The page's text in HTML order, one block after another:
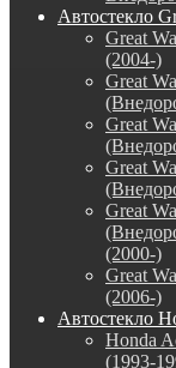
Автостекло
Great
(2004-)
Great
Great
Great
Great
(2000-)
Great
(2006-)
Автостекло
Honda
(1993-